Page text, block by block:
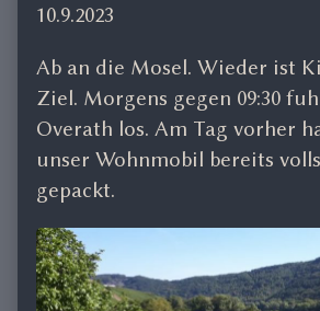
published
the
of
Mosel
Sept.23,
10.9.2023
Ab an die Mosel. Wieder ist
Ziel. Morgens gegen 09:30
Overath los. Am Tag vorher
unser Wohnmobil bereits
gepackt.